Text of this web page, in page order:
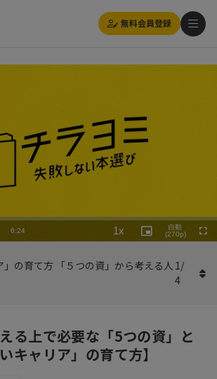
無料会員登録
Duration
6:24 1x
Rate
Picture-
in-
自動
(270p)
」の育て方 「５つの資」から考える人 1/
4
る上で必要な「5つの資」と
キャリア」の育て方】